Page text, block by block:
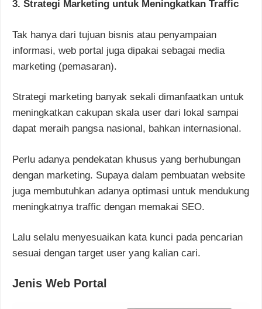
3. Strategi Marketing untuk Meningkatkan Traffic
Tak hanya dari tujuan bisnis atau penyampaian
informasi, web portal juga dipakai sebagai media
marketing (pemasaran).
Strategi marketing banyak sekali dimanfaatkan untuk
meningkatkan cakupan skala user dari lokal sampai
dapat meraih pangsa nasional, bahkan internasional.
Perlu adanya pendekatan khusus yang berhubungan
dengan marketing. Supaya dalam pembuatan website
juga membutuhkan adanya optimasi untuk mendukung
meningkatnya traffic dengan memakai SEO.
Lalu selalu menyesuaikan kata kunci pada pencarian
sesuai dengan target user yang kalian cari.
Jenis Web Portal